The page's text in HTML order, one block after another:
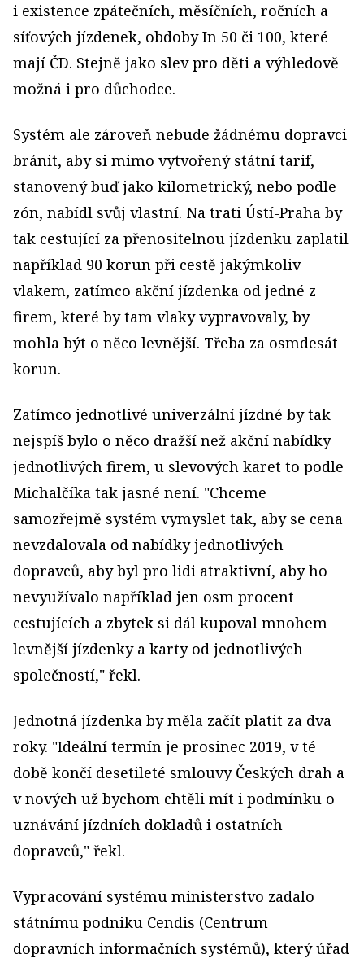
i existence zpátečních, měsíčních, ročních a
síťových jízdenek, obdoby In 50 či 100, které
mají ČD. Stejně jako slev pro děti a výhledově
možná i pro důchodce.
Systém ale zároveň nebude žádnému dopravci
bránit, aby si mimo vytvořený státní tarif,
stanovený buď jako kilometrický, nebo podle
zón, nabídl svůj vlastní. Na trati Ústí-Praha by
tak cestující za přenositelnou jízdenku zaplatil
například 90 korun při cestě jakýmkoliv
vlakem, zatímco akční jízdenka od jedné z
firem, které by tam vlaky vypravovaly, by
mohla být o něco levnější. Třeba za osmdesát
korun.
Zatímco jednotlivé univerzální jízdné by tak
nejspíš bylo o něco dražší než akční nabídky
jednotlivých firem, u slevových karet to podle
Michalčíka tak jasné není. "Chceme
samozřejmě systém vymyslet tak, aby se cena
nevzdalovala od nabídky jednotlivých
dopravců, aby byl pro lidi atraktivní, aby ho
nevyužívalo například jen osm procent
cestujících a zbytek si dál kupoval mnohem
levnější jízdenky a karty od jednotlivých
společností," řekl.
Jednotná jízdenka by měla začít platit za dva
roky. "Ideální termín je prosinec 2019, v té
době končí desetileté smlouvy Českých drah a
v nových už bychom chtěli mít i podmínku o
uznávání jízdních dokladů i ostatních
dopravců," řekl.
Vypracování systému ministerstvo zadalo
státnímu podniku Cendis (Centrum
dopravních informačních systémů), který úřad